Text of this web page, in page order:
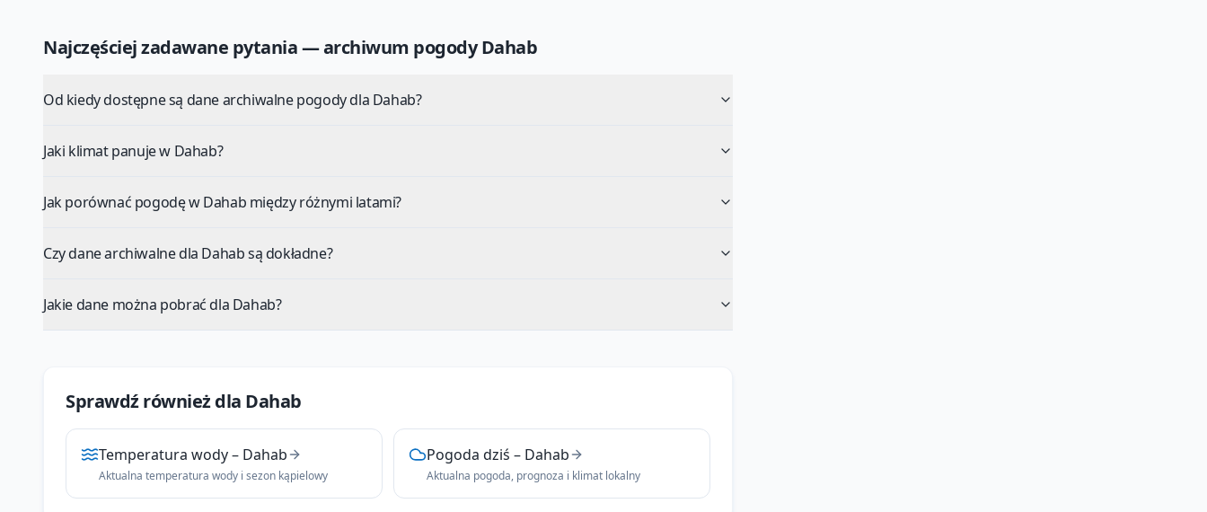
Najczęściej zadawane pytania — archiwum pogodyDahab
Od kiedy dostępne są dane archiwalne pogody dla Dahab?
Jaki klimat panuje w Dahab?
Jak porównać pogodę w Dahab między różnymi latami?
Czy dane archiwalne dla Dahab są dokładne?
Jakie dane można pobrać dla Dahab?
Sprawdź również dla Dahab
Temperatura wody– Dahab
Aktualna temperatura wody i sezon kąpielowy
Pogoda dziś – Dahab
Aktualna pogoda, prognoza i klimat lokalny